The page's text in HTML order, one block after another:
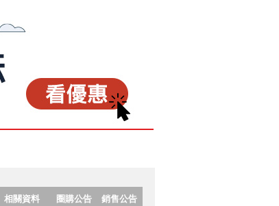
相關資料 圈購公告 銷售公告